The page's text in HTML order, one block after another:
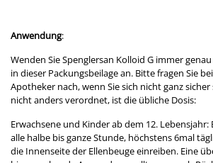
Anwendung:
Wenden Sie Spenglersan Kolloid G immer
in dieser Packungsbeilage an. Bitte fragen Sie
Apotheker nach, wenn Sie sich nicht ganz
nicht anders verordnet, ist die übliche Dosis:
Erwachsene und Kinder ab dem 12. Lebensjahr:
alle halbe bis ganze Stunde, höchstens 6mal
die Innenseite der Ellenbeuge einreiben. Eine